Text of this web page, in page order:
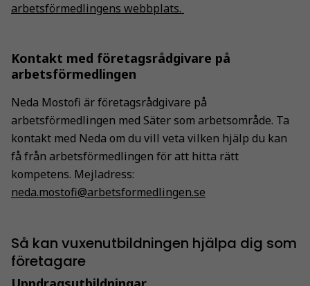
arbetsförmedlingens webbplats.
Kontakt med företagsrådgivare på
arbetsförmedlingen
Neda Mostofi är företagsrådgivare på
arbetsförmedlingen med Säter som arbetsområde. Ta
kontakt med Neda om du vill veta vilken hjälp du kan
få från arbetsförmedlingen för att hitta rätt
kompetens. Mejladress:
neda.mostofi@arbetsformedlingen.se
Så kan vuxenutbildningen hjälpa dig som
företagare